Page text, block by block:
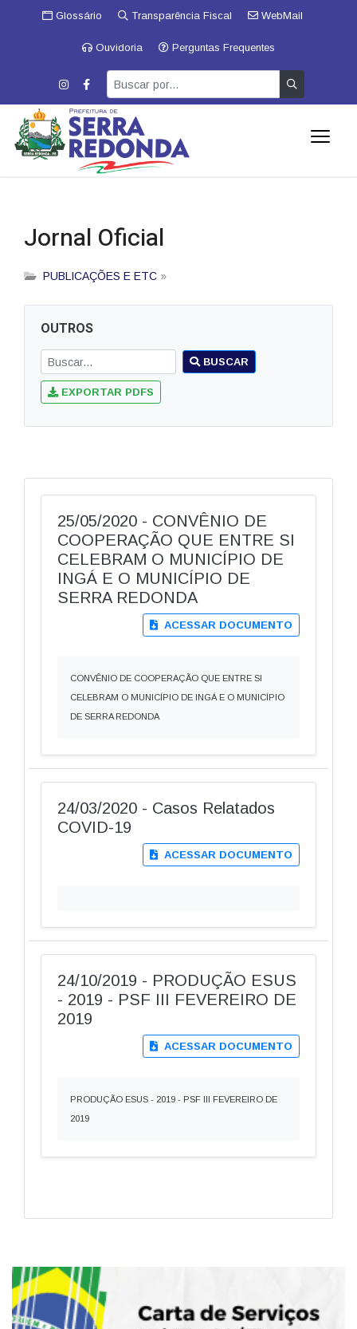
Glossário Transparência Fiscal WebMail
Ouvidoria Perguntas Frequentes
Jornal Oficial
PUBLICAÇÕES E ETC »
OUTROS
BUSCAR
EXPORTAR PDFS
25/05/2020 - CONVÊNIO DE
COOPERAÇÃO QUE ENTRE SI
CELEBRAM O MUNICÍPIO DE
INGÁ E O MUNICÍPIO DE
SERRA REDONDA
ACESSAR DOCUMENTO
CONVÊNIO DE COOPERAÇÃO QUE ENTRE SI
CELEBRAM O MUNICÍPIO DE INGÁ E O MUNICÍPIO
DE SERRA REDONDA
24/03/2020 - Casos Relatados
COVID-19
ACESSAR DOCUMENTO
24/10/2019 - PRODUÇÃO ESUS
- 2019 - PSF III FEVEREIRO DE
2019
ACESSAR DOCUMENTO
PRODUÇÃO ESUS - 2019 - PSF III FEVEREIRO DE
2019